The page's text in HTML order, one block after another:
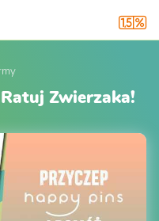
Zwierzaka!